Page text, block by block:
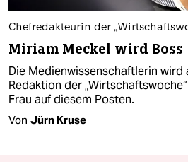
Chefredakteurin der
Miriam Meckel wird Boss
Die Medienwissenschaftlerin wird
Redaktion der
Frau auf diesem Posten.
Von Jürn Kruse